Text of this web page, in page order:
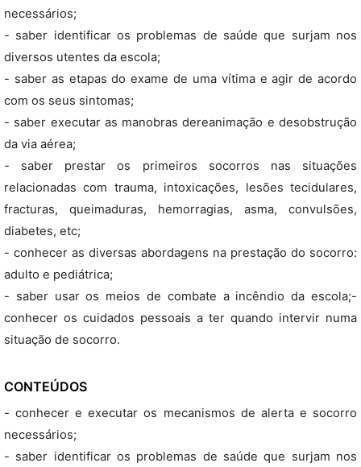
necessários;
- saber identificar os problemas de saúde que surjam nos
diversos utentes da escola;
- saber as etapas do exame de uma vítima e agir de acordo
com os seus sintomas;
- saber executar as manobras dereanimação e desobstrução
da via aérea;
- saber prestar os primeiros socorros nas situações
relacionadas com trauma, intoxicações, lesões tecidulares,
fracturas, queimaduras, hemorragias, asma, convulsões,
diabetes, etc;
- conhecer as diversas abordagens na prestação do socorro:
adulto e pediátrica;
- saber usar os meios de combate a incêndio da escola;-
conhecer os cuidados pessoais a ter quando intervir numa
situação de socorro.
CONTEÚDOS
- conhecer e executar os mecanismos de alerta e socorro
necessários;
- saber identificar os problemas de saúde que surjam nos